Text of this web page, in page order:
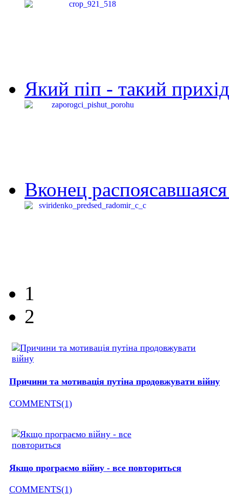
Який піп - такий
Вконец
1
2
Причини та мотивація путіна продовжувати війну
COMMENTS(1)
Якщо програємо війну - все повториться
COMMENTS(1)